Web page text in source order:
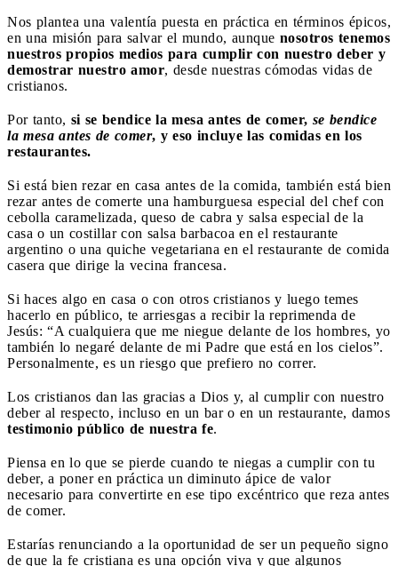
Nos plantea una valentía puesta en práctica en términos épicos,
en una misión para salvar el mundo, aunque nosotros tenemos
nuestros propios medios para cumplir con nuestro deber y
demostrar nuestro amor, desde nuestras cómodas vidas de
cristianos.
Por tanto, si se bendice la mesa antes de comer, se bendice
la mesa antes de comer, y eso incluye las comidas en los
restaurantes.
Si está bien rezar en casa antes de la comida, también está bien
rezar antes de comerte una hamburguesa especial del chef con
cebolla caramelizada, queso de cabra y salsa especial de la
casa o un costillar con salsa barbacoa en el restaurante
argentino o una quiche vegetariana en el restaurante de comida
casera que dirige la vecina francesa.
Si haces algo en casa o con otros cristianos y luego temes
hacerlo en público, te arriesgas a recibir la reprimenda de
Jesús: “A cualquiera que me niegue delante de los hombres, yo
también lo negaré delante de mi Padre que está en los cielos”.
Personalmente, es un riesgo que prefiero no correr.
Los cristianos dan las gracias a Dios y, al cumplir con nuestro
deber al respecto, incluso en un bar o en un restaurante, damos
testimonio público de nuestra fe.
Piensa en lo que se pierde cuando te niegas a cumplir con tu
deber, a poner en práctica un diminuto ápice de valor
necesario para convertirte en ese tipo excéntrico que reza antes
de comer.
Estarías renunciando a la oportunidad de ser un pequeño signo
de que la fe cristiana es una opción viva y que algunos